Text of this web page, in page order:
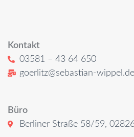
Kontakt
03581 – 43 64 650
goerlitz@sebastian-wippel.de
Büro
Berliner Straße 58/59,